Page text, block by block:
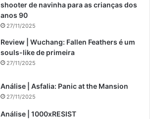
shooter de navinha para as crianças dos
anos 90
27/11/2025
Review | Wuchang: Fallen Feathers é um
souls-like de primeira
27/11/2025
Análise | Asfalia: Panic at the Mansion
27/11/2025
Análise | 1000xRESIST